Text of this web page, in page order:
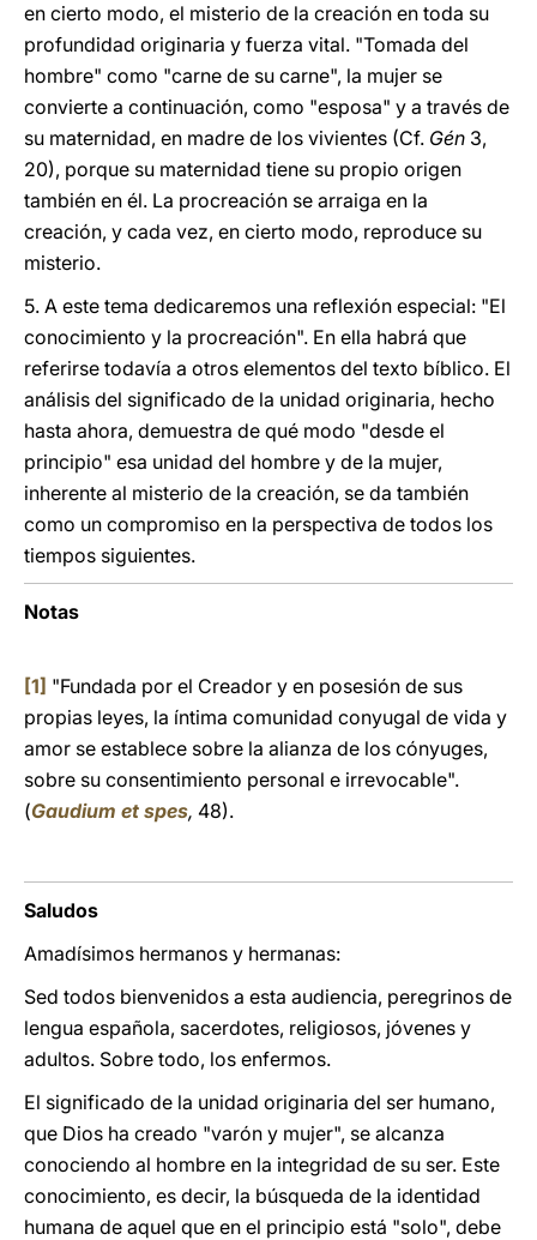
en cierto modo, el misterio de la creación en toda su
profundidad originaria y fuerza vital. "Tomada del
hombre" como "carne de su carne", la mujer se
convierte a continuación, como "esposa" y a través de
su maternidad, en madre de los vivientes (Cf. Gén 3,
20), porque su maternidad tiene su propio origen
también en él. La procreación se arraiga en la
creación, y cada vez, en cierto modo, reproduce su
misterio.
5. A este tema dedicaremos una reflexión especial: "El
conocimiento y la procreación". En ella habrá que
referirse todavía a otros elementos del texto bíblico. El
análisis del significado de la unidad originaria, hecho
hasta ahora, demuestra de qué modo "desde el
principio" esa unidad del hombre y de la mujer,
inherente al misterio de la creación, se da también
como un compromiso en la perspectiva de todos los
tiempos siguientes.
Notas
[1] "Fundada por el Creador y en posesión de sus
propias leyes, la íntima comunidad conyugal de vida y
amor se establece sobre la alianza de los cónyuges,
sobre su consentimiento personal e irrevocable".
(Gaudium et spes, 48).
Saludos
Amadísimos hermanos y hermanas:
Sed todos bienvenidos a esta audiencia, peregrinos de
lengua española, sacerdotes, religiosos, jóvenes y
adultos. Sobre todo, los enfermos.
El significado de la unidad originaria del ser humano,
que Dios ha creado "varón y mujer", se alcanza
conociendo al hombre en la integridad de su ser. Este
conocimiento, es decir, la búsqueda de la identidad
humana de aquel que en el principio está "solo", debe